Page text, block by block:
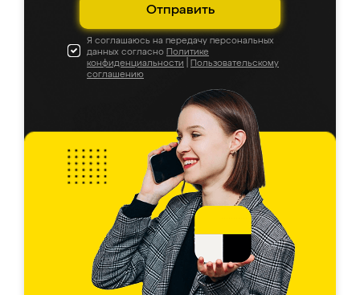
Отправить
Я соглашаюсь на передачу персональных
данных согласно Политике
конфиденциальности
Пользовательскому
соглашению